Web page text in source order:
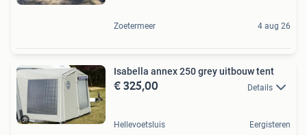
Zoetermeer 4 aug 26
Isabella annex 250 grey uitbouw tent
€ 325,00 Details
Hellevoetsluis Eergisteren